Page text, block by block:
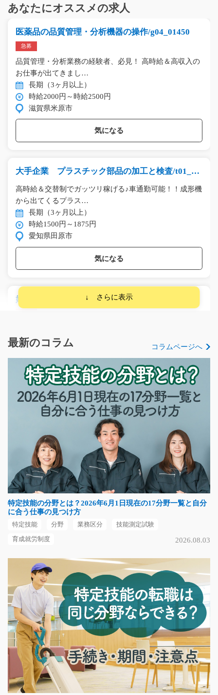
あなたにオススメの求人
医薬品の品質管理・分析機器の操作/g04_01450
急募
品質管理・分析業務の経験者、必見！ 高時給＆高収入の
お仕事が出てきまし…
長期（3ヶ月以上）
時給2000円～時給2500円
滋賀県米原市
気になる
大手企業 プラスチック部品の加工と検査/t01_00
564
高時給＆交替制でガッツリ稼げる♪車通勤可能！！成形機
から出てくるプラス…
長期（3ヶ月以上）
時給1500円～1875円
愛知県田原市
気になる
婦人服のレジ打ちと品出し/g01_02049
頂きます(*^_^*) レ…
時給1300円
岐阜県郡上市
気になる
工場内で事務(空調完備で快適な職場)/t03_00237
スキップしないで！まずは応募を！パソコン操作は入力
程度できれば大丈夫…
長期（3ヶ月以上）
時給1100円～
熊本県玉名郡南関町
デザート食品の製造や箱詰めのお仕事/y08_00697
デザート食品の製造や箱詰めのお仕事♪簡単作業なので未
経験の方も大歓迎☆…
長期（3ヶ月以上）
時給1000円
山口県下関市
気になる
最新のコラム コラムページへ
特定技能の分野とは？2026年6月1日現在の17分野一覧と自分
に合う仕事の見つけ方
特定技能 分野 業務区分 技能測定試験
育成就労制度 2026.08.03